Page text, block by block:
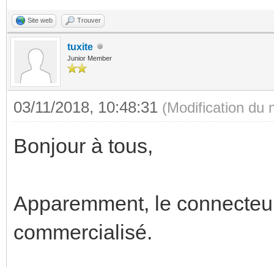
Site web Trouver
tuxite
Junior Member
03/11/2018, 10:48:31 (Modification du
Bonjour à tous,
Apparemment, le
commercialisé.